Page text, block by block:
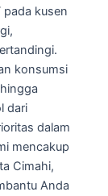
kusen
konsumsi
dari
dalam
mencakup
Cimahi,
Anda